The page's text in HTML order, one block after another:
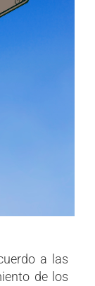
a las
de los